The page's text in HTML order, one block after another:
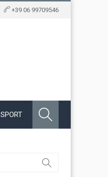
+39 06 99709546
SPORT